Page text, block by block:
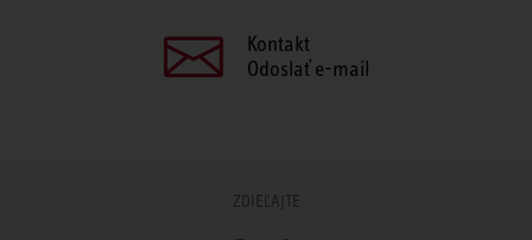
Kontakt
Odoslať e-mail
ZDIEĽAJTE